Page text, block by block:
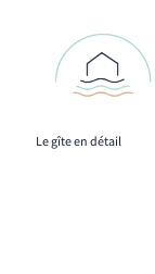
Le gîte en détail